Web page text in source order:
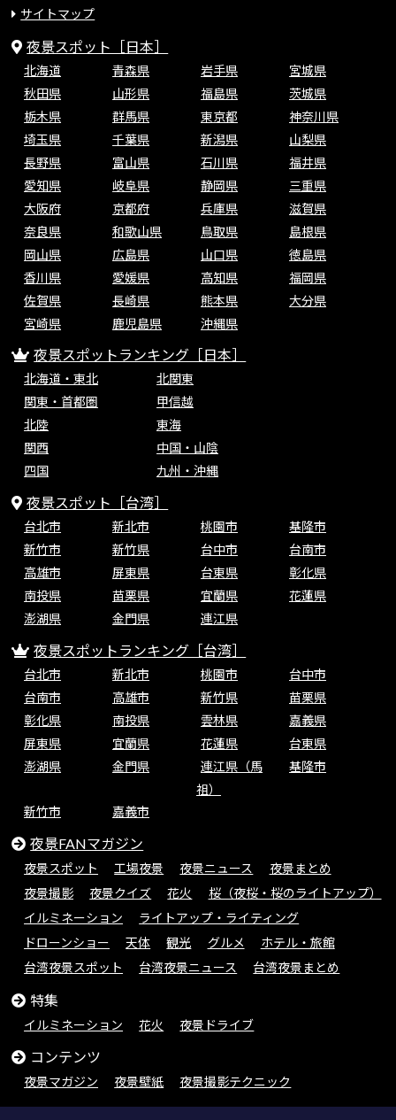
サイトマップ
夜景スポット［日本］
北海道 青森県 岩手県
宮城県
秋田県
山形県 福島県
茨城県
栃木県
群馬県 東京都
神奈川県
埼玉県
千葉県 新潟県
山梨県
長野県
富山県 石川県
福井県
愛知県
岐阜県 静岡県
三重県
大阪府
京都府 兵庫県
滋賀県
奈良県
和歌山県 鳥取県
島根県
岡山県
広島県 山口県
徳島県
香川県
愛媛県 高知県
福岡県
佐賀県
長崎県 熊本県
大分県
宮崎県
鹿児島県 沖縄県
夜景スポットランキング［日本］
北海道・東北
北関東
関東・首都圏
甲信越
北陸
東海
関西
中国・山陰
四国
九州・沖縄
夜景スポット［台湾］
台北市 新北市 桃園市
基隆市
新竹市
新竹県 台中市
台南市
高雄市
屏東県 台東県
彰化県
南投県
苗栗県 宜蘭県
花蓮県
澎湖県
金門県 連江県
夜景スポットランキング［台湾］
台北市 新北市 桃園市
台中市
台南市
高雄市 新竹県
苗栗県
彰化県
南投県 雲林県
嘉義県
屏東県
宜蘭県 花蓮県
台東県
澎湖県
金門県
連江県（馬
祖）
基隆市
新竹市 嘉義市
夜景FANマガジン
夜景スポット 工場夜景 夜景ニュース
夜景まとめ
夜景撮影
夜景クイズ 花火
桜（夜桜・桜のライトアップ）
イルミネーション
ライトアップ・ライティング
ドローンショー
天体 観光 グルメ
ホテル・旅館
台湾夜景スポット
台湾夜景ニュース 台湾夜景まとめ
特集
イルミネーション 花火 夜景ドライブ
コンテンツ
夜景マガジン 夜景壁紙 夜景撮影テクニック